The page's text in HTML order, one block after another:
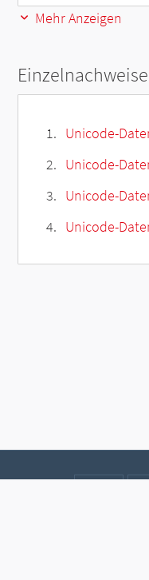
Mehr Anzeigen
Einzelnachweise
Unicode-
Unicode-
Unicode-
Unicode-